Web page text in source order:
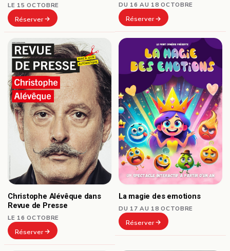
LE 15 OCTOBRE
Réserver
DU 16 AU 18 OCTOBRE
Réserver
Christophe Alévêque dans
Revue de Presse
LE 16 OCTOBRE
Réserver
La magie des emotions
DU 17 AU 18 OCTOBRE
Réserver